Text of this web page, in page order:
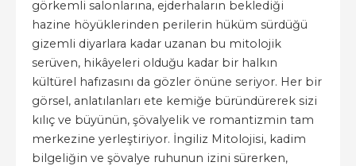
görkemli salonlarına, ejderhaların beklediği
hazine höyüklerinden perilerin hüküm sürdüğü
gizemli diyarlara kadar uzanan bu mitolojik
serüven, hikâyeleri olduğu kadar bir halkın
kültürel hafızasını da gözler önüne seriyor. Her bir
görsel, anlatılanları ete kemiğe büründürerek sizi
kılıç ve büyünün, şövalyelik ve romantizmin tam
merkezine yerleştiriyor. İngiliz Mitolojisi, kadim
bilgeliğin ve şövalye ruhunun izini sürerken,